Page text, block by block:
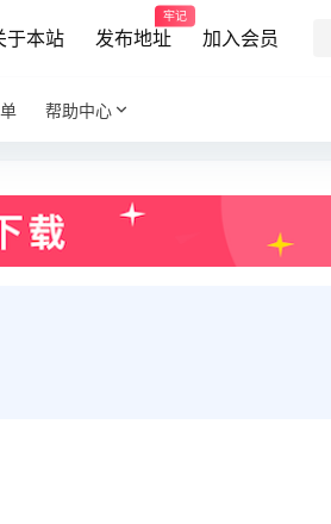
于本站 发布地址
牢记
加入会员
帮助中心